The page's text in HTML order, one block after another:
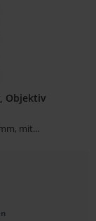
Objektiv
mit...